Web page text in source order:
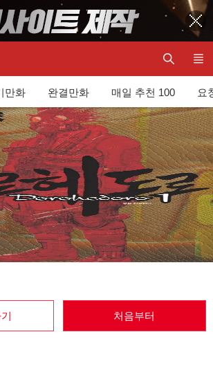
만화 완결만화 매일 추천 100 요
처음부터